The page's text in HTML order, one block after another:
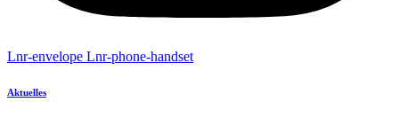
Lnr-envelope Lnr-phone-handset
Aktuelles